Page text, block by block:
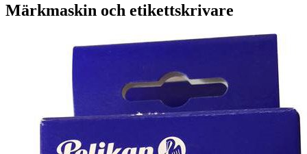
Märkmaskin och etikettskrivare